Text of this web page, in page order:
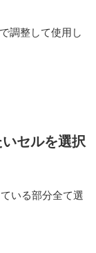
調整して使用し
セルを選択
いる部分全て選